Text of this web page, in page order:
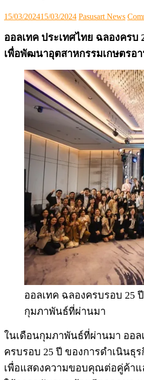
Posted
15/03/202415/03/2024 Author
Pasusart News
ออลเทค ประเทศไทย ฉลองครบ
เพื่อพัฒนาอุตสาหกรรมเกษตรอ
ออลเทค ฉลองครบรอบ 25
กุมภาพันธ์ที่ผ่านมา
ในเดือนกุมภาพันธ์ที่ผ่านมา ออล
ครบรอบ 25 ปี ของการดำเนินธุ
เพื่อแสดงความขอบคุณต่อคู่ค้า